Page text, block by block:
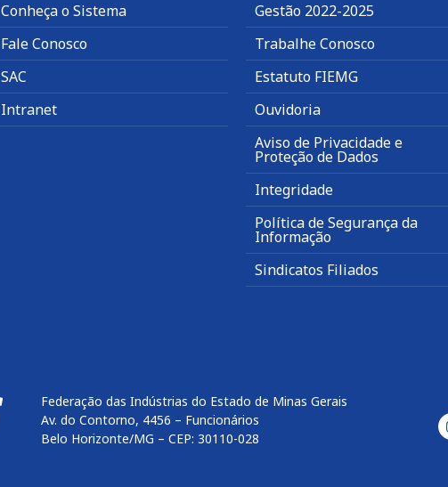
Conheça o Sistema
Fale Conosco
SAC
Intranet
Gestão 2022-2025
Trabalhe Conosco
Estatuto FIEMG
Ouvidoria
Aviso de Privacidade e
Proteção de Dados
Integridade
Política de Segurança da
Informação
Sindicatos Filiados
Federação das Indústrias do Estado de Minas Gerais
Av. do Contorno, 4456 – Funcionários
Belo Horizonte/MG – CEP: 30110-028